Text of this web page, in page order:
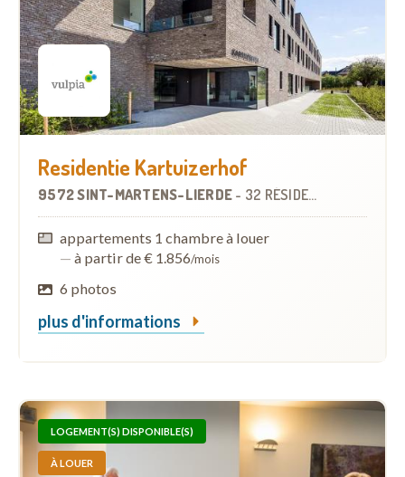
Residentie Kartuizerhof
9572 SINT-MARTENS-LIERDE - 32 RÉSIDENCES-SERVICES
appartements 1 chambre à louer
— à partir de € 1.856/mois
6 photos
plus d'informations
LOGEMENT(S) DISPONIBLE(S)
À LOUER